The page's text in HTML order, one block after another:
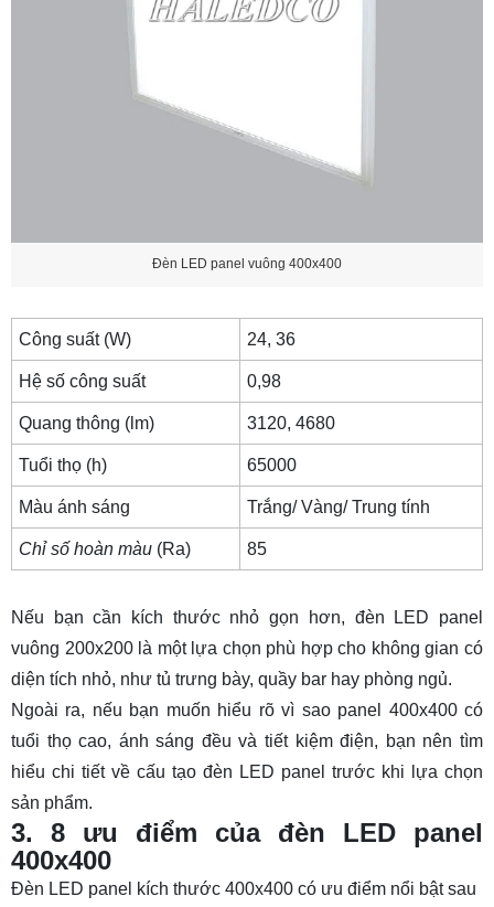
Đèn LED panel vuông 400x400
Công suất (W) 24, 36
Hệ số công suất 0,98
Quang thông (lm) 3120, 4680
Tuổi thọ (h) 65000
Màu ánh sáng Trắng/ Vàng/ Trung tính
Chỉ số hoàn màu (Ra) 85
Nếu bạn cần kích thước nhỏ gọn hơn, đèn LED panel
vuông 200x200là một lựa chọn phù hợp cho không gian có
diện tích nhỏ, như tủ trưng bày, quầy bar hay phòng ngủ.
Ngoài ra, nếu bạn muốn hiểu rõ vì sao panel 400x400 có
tuổi thọ cao, ánh sáng đều và tiết kiệm điện, bạn nên tìm
hiểu chi tiết về cấu tạo đèn LED panel trước khi lựa chọn
sản phẩm.
3. 8 ưu điểm của đèn LED panel
400x400
Đèn LED panel kích thước 400x400 có ưu điểm nổi bật sau